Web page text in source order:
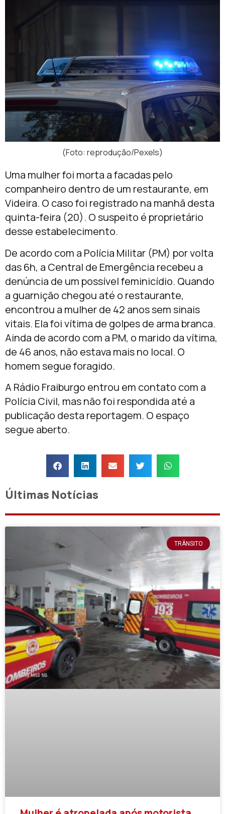
(Foto: reprodução/Pexels)
Uma mulher foi morta a facadas pelo
companheiro dentro de um restaurante, em
Videira. O caso foi registrado na manhã desta
quinta-feira (20). O suspeito é proprietário
desse estabelecimento.
De acordo com a Polícia Militar (PM) por volta
das 6h, a Central de Emergência recebeu a
denúncia de um possível feminicídio. Quando
a guarnição chegou até o restaurante,
encontrou a mulher de 42 anos sem sinais
vitais. Ela foi vítima de golpes de arma branca.
Ainda de acordo com a PM, o marido da vítima,
de 46 anos, não estava mais no local. O
homem segue foragido.
A Rádio Fraiburgo entrou em contato com a
Polícia Civil, mas não foi respondida até a
publicação desta reportagem. O espaço
segue aberto.
Últimas Notícias
TRÂNSITO